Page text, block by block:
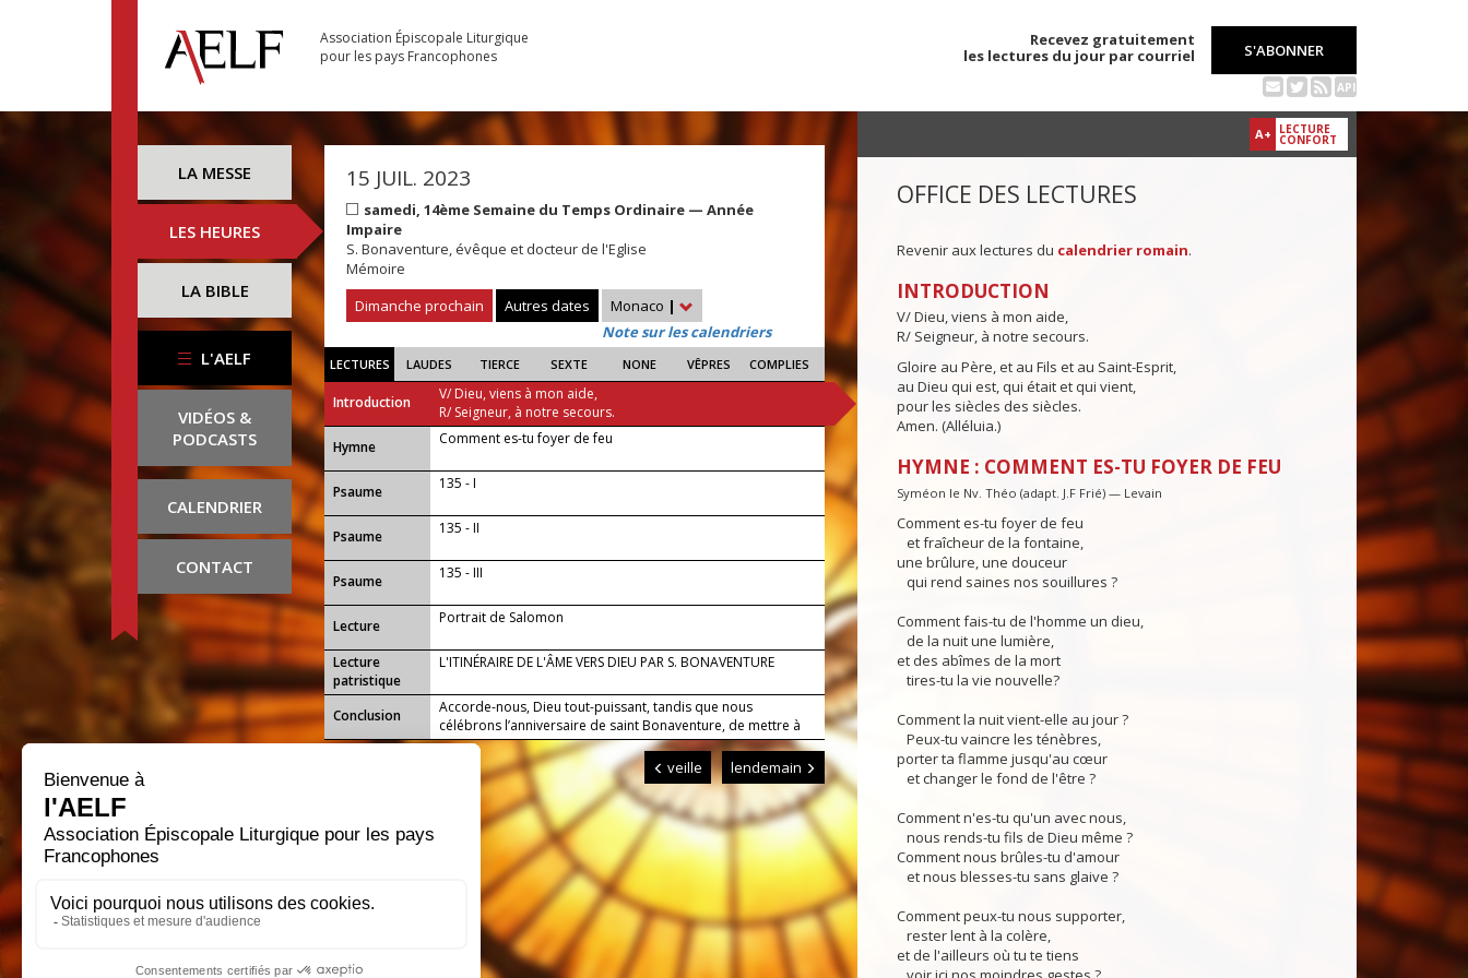
Association Épiscopale Liturgique
pour les pays Francophones
Recevez gratuitement
les lectures du jour par courriel
S'ABONNER
API
LA MESSE
LES HEURES
LA BIBLE
L'AELF
VIDÉOS &
PODCASTS
CALENDRIER
CONTACT
15 JUIL. 2023
samedi, 14ème Semaine du Temps Ordinaire — Année
Impaire
S. Bonaventure, évêque et docteur de l'Eglise
Mémoire
Dimanche prochain
Autres dates Monaco |
Note sur les calendriers
LECTURES LAUDES TIERCE SEXTE NONE VÊPRES COMPLIES
Introduction
V/ Dieu, viens à mon aide,
R/ Seigneur, à notre secours.
...
Hymne Comment es-tu foyer de feu
Psaume 135 - I
Psaume 135 - II
Psaume 135 - III
Lecture Portrait de Salomon
Lecture
patristique
L'ITINÉRAIRE DE L'ÂME VERS DIEU PAR S. BONAVENTURE
Conclusion
Accorde-nous, Dieu tout-puissant, tandis que nous
célébrons l’anniversaire de saint Bonaventure, de mettre à
p...
veille lendemain
A+ LECTURE
CONFORT
OFFICE DES LECTURES
Revenir aux lectures du calendrier romain.
INTRODUCTION
V/ Dieu, viens à mon aide,
R/ Seigneur, à notre secours.
Gloire au Père, et au Fils et au Saint-Esprit,
au Dieu qui est, qui était et qui vient,
pour les siècles des siècles.
Amen. (Alléluia.)
HYMNE : COMMENT ES-TU FOYER DE FEU
Syméon le Nv. Théo (adapt. J.F Frié) — Levain
Comment es-tu foyer de feu
et fraîcheur de la fontaine,
une brûlure, une douceur
qui rend saines nos souillures ?
Comment fais-tu de l'homme un dieu,
de la nuit une lumière,
et des abîmes de la mort
tires-tu la vie nouvelle?
Comment la nuit vient-elle au jour ?
Peux-tu vaincre les ténèbres,
porter ta flamme jusqu'au cœur
et changer le fond de l'être ?
Comment n'es-tu qu'un avec nous,
nous rends-tu fils de Dieu même ?
Comment nous brûles-tu d'amour
et nous blesses-tu sans glaive ?
Comment peux-tu nous supporter,
rester lent à la colère,
et de l'ailleurs où tu te tiens